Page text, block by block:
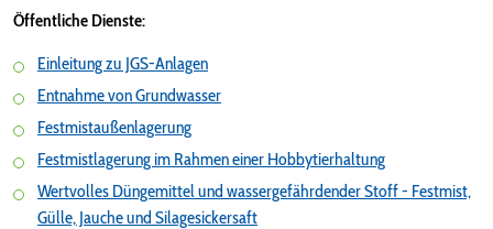
Öffentliche Dienste:
Einleitung zu JGS-Anlagen
Entnahme von Grundwasser
Festmistaußenlagerung
Festmistlagerung im Rahmen einer Hobbytierhaltung
Wertvolles Düngemittel und wassergefährdender Stoff - Festmist,
Gülle, Jauche und Silagesickersaft